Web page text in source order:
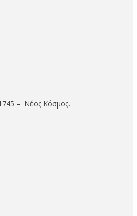
– Νέος Κόσμος.